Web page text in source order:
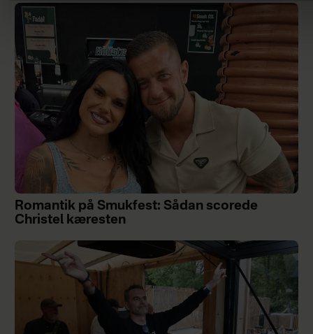
Romantik på Smukfest: Sådan scorede
Christel kæresten